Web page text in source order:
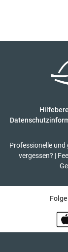
Professionelle
vergessen? |